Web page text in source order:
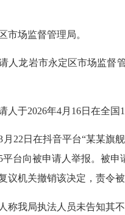
场监督管理局。
龙岩市永定区市场监督管
2026年4月16日在全国
日在抖音平台“某某旗
台向被申请人举报。被
议机关撤销该决定，责令
我局执法人员未告知其不